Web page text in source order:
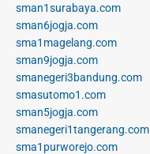
sman1surabaya.com
sman6jogja.com
sma1magelang.com
sman9jogja.com
smanegeri3bandung.com
smasutomo1.com
sman5jogja.com
smanegeri1tangerang.com
sma1purworejo.com